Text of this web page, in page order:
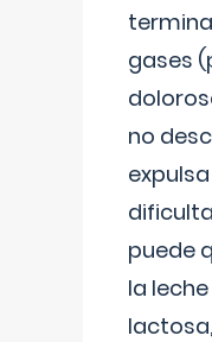
gases
no
puede
la